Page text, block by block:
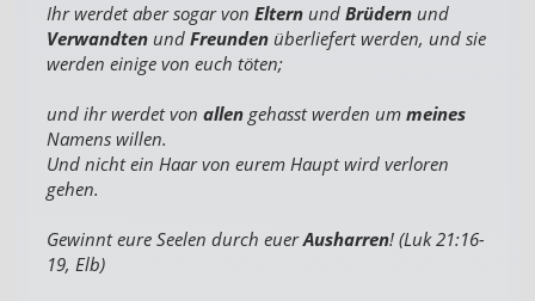
Ihr werdet aber sogar von Eltern und Brüdern und
Verwandten und Freunden überliefert werden, und sie
werden einige von euch töten;
und ihr werdet von allen gehasst werden um meines
Namens willen.
Und nicht ein Haar von eurem Haupt wird verloren
gehen.
Gewinnt eure Seelen durch euerAusharren! (Luk 21:16-
19, Elb)